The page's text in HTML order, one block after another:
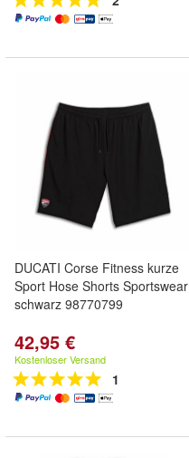
DUCATI Corse Fitness kurze
Sport Hose Shorts Sportswear
schwarz 98770799
42,95 €
Kostenloser Versand
1